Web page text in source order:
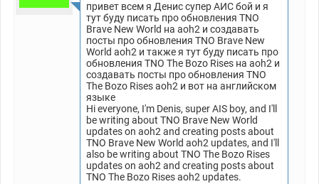
привет всем я Денис супер АИС бой и я
тут буду писать про обновления TNO
Brave New World на aoh2 и создавать
посты про обновления TNO Brave New
World aoh2 и также я тут буду писать про
обновления TNO The Bozo Rises на aoh2 и
создавать посты про обновления TNO
The Bozo Rises aoh2 и вот на английском
языке
Hi everyone, I'm Denis, super AIS boy, and I'll
be writing about TNO Brave New World
updates on aoh2 and creating posts about
TNO Brave New World aoh2 updates, and I'll
also be writing about TNO The Bozo Rises
updates on aoh2 and creating posts about
TNO The Bozo Rises aoh2 updates.